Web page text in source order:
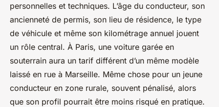
personnelles et techniques. L’âge du conducteur, son
ancienneté de permis, son lieu de résidence, le type
de véhicule et même son kilométrage annuel jouent
un rôle central. À Paris, une voiture garée en
souterrain aura un tarif différent d’un même modèle
laissé en rue à Marseille. Même chose pour un jeune
conducteur en zone rurale, souvent pénalisé, alors
que son profil pourrait être moins risqué en pratique.